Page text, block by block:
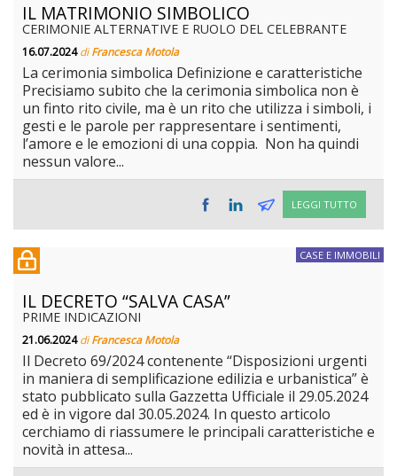
IL MATRIMONIO SIMBOLICO
CERIMONIE ALTERNATIVE E RUOLO DEL CELEBRANTE
16.07.2024diFrancesca Motola
La cerimonia simbolica Definizione e caratteristiche
Precisiamo subito che la cerimonia simbolica non è
un finto rito civile, ma è un rito che utilizza i simboli, i
gesti e le parole per rappresentare i sentimenti,
l’amore e le emozioni di una coppia. Non ha quindi
nessun valore...
LEGGI TUTTO
CASE E IMMOBILI
IL DECRETO “SALVA CASA”
PRIME INDICAZIONI
21.06.2024diFrancesca Motola
Il Decreto 69/2024 contenente “Disposizioni urgenti
in maniera di semplificazione edilizia e urbanistica” è
stato pubblicato sulla Gazzetta Ufficiale il 29.05.2024
ed è in vigore dal 30.05.2024. In questo articolo
cerchiamo di riassumere le principali caratteristiche e
novità in attesa...